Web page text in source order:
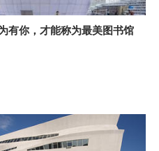
有你，才能称为最美图书馆